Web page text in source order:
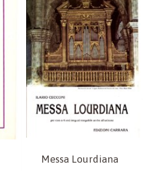
Messa Lourdiana